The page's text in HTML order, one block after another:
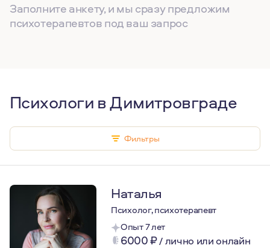
Заполните анкету, и мы сразу предложим
психотерапевтов под ваш запрос
Психологи в Димитровграде
Фильтры
Наталья
Психолог, психотерапевт
Опыт 7 лет
6000₽/лично или онлайн